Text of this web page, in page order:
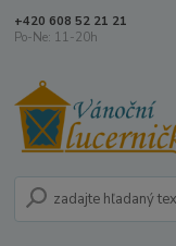
+420 608 52 21 21
Po-Ne: 11-20h